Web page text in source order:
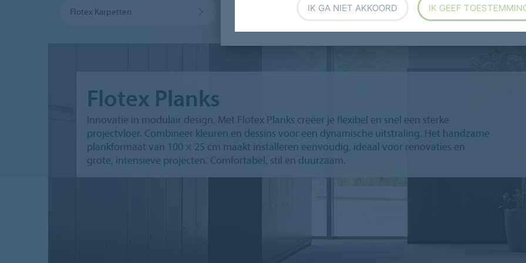
Flotex Karpetten
Flotex Planks
Innovatie in modulair design. Met Flotex Planks creëer je flexibel en snel een sterke
projectvloer. Combineer kleuren en dessins voor een dynamische uitstraling. Het handzame
plankformaat van 100 × 25 cm maakt installeren eenvoudig, ideaal voor renovaties en
grote, intensieve projecten. Comfortabel, stil en duurzaam.
IK GA NIET AKKOORD IK GEEF